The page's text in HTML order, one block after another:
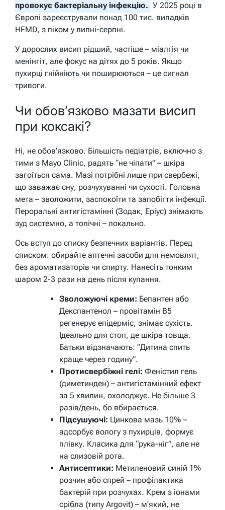
провокує бактеріальну інфекцію. У 2025 році в
Європі зареєстрували понад 100 тис. випадків
HFMD, з піком у липні-серпні.
У дорослих висип рідший, частіше – міалгія чи
менінгіт, але фокус на дітях до 5 років. Якщо
пухирці гнійніють чи поширюються – це сигнал
тривоги.
Чи обов’язково мазати висип
при коксакі?
Ні, не обов’язково. Більшість педіатрів, включно з
тими з Mayo Clinic, радять “не чіпати” – шкіра
загоїться сама. Мазі потрібні лише при свербежі,
що заважає сну, розчухуванні чи сухості. Головна
мета – зволожити, заспокоїти та запобігти інфекції.
Пероральні антигістамінні (Зодак, Еріус) знімають
зуд системно, а топічні – локально.
Ось вступ до списку безпечних варіантів. Перед
списком: обирайте аптечні засоби для немовлят,
без ароматизаторів чи спирту. Нанесіть тонким
шаром 2-3 рази на день після купання.
Зволожуючі креми: Бепантен або
Декспантенол – провітамін B5
регенерує епідерміс, знімає сухість.
Ідеально для стоп, де шкіра товща.
Батьки відзначають: “Дитина спить
краще через годину”.
Протисвербіжні гелі: Феністил гель
(диметинден) – антигістамінний ефект
за 5 хвилин, охолоджує. Не більше 3
разів/день, бо вбирається.
Підсушуючі: Цинкова мазь 10% –
адсорбує вологу з пухирців, формує
плівку. Класика для “рука-ніг”, але не
на слизовій рота.
Антисептики: Метиленовий синій 1%
розчин або спрей – профілактика
бактерій при розчухах. Крем з іонами
срібла (типу Argovit) – м’який, не